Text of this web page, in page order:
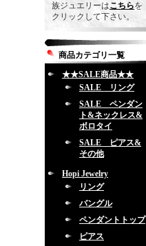
族ジュエリーはこちらを
クリックして下さい。
商品カテゴリ一覧
★★SALE商品★★
SALE リング
SALE ペンダン
ト&ネックレス&
ボロタイ
SALE ピアス&
その他
Hopi Jewelry
リング
バングル
ペンダントトップ
ピアス